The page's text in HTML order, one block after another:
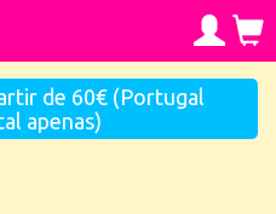
de 60€ (Portugal
apenas)